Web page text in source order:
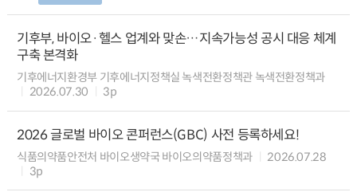
기후부, 바이오·헬스 업계와 맞손…지속가능성 공시 대응 체계
구축 본격화
기후에너지환경부 기후에너지정책실 녹색전환정책관 녹색전환정책과
2026.07.30
3p
2026 글로벌 바이오 콘퍼런스(GBC) 사전 등록하세요!
식품의약품안전처 바이오생약국 바이오의약품정책과
2026.07.28
3p